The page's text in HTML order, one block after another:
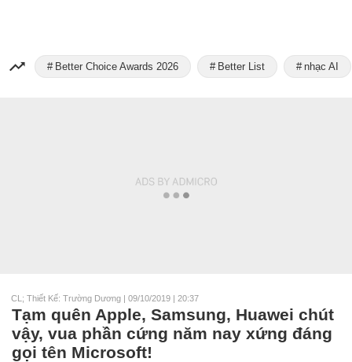
Better Choice Awards 2026 Better List nhạc AI
CL; Thiết Kế: Trường Dương | 09/10/2019 | 20:37
Tạm quên Apple, Samsung, Huawei chút
vậy, vua phần cứng năm nay xứng đáng
gọi tên Microsoft!